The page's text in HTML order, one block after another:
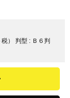
） 判型 : Ｂ６判